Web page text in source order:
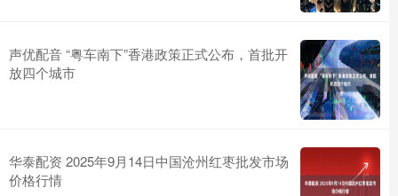
声优配音 “粤车南下”香港政策正式公布，首批开
放四个城市
华泰配资 2025年9月14日中国沧州红枣批发市场
价格行情